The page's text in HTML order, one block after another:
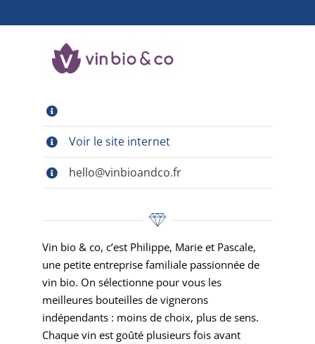
CONTACT
Voir le site internet
hello@vinbioandco.fr
Vin bio & co, c’est Philippe, Marie et Pascale,
une petite entreprise familiale passionnée de
vin bio. On sélectionne pour vous les
meilleures bouteilles de vignerons
indépendants : moins de choix, plus de sens.
Chaque vin est goûté plusieurs fois avant